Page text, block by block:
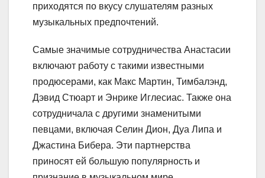
приходятся по вкусу слушателям разных
музыкальных предпочтений.
Самые значимые сотрудничества Анастасии
включают работу с такими известными
продюсерами, как Макс Мартин, Тимбалэнд,
Дэвид Стюарт и Энрике Иглесиас. Также она
сотрудничала с другими знаменитыми
певцами, включая Селин Дион, Дуа Липа и
Джастина Бибера. Эти партнерства
приносят ей большую популярность и